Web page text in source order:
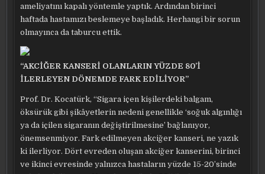
ameliyatını kapalı yöntemle yaptık. Ardından birinci
haftada hastamızı beslemeye başladık. Herhangi bir sorun
olmayınca da taburcu ettik.
“AKCİĞER KANSERİ OLANLARIN YÜZDE 80’İ
İLERLEYEN DÖNEMDE FARK EDİLİYOR”
Prof. Dr. Kocatürk, “Sigara içen kişilerdeki balgam,
öksürük gibi şikâyetlerin nedeni genellikle ‘soğuk algınlığı
ya da içilen sigaranın değiştirilmesine’ bağlanıyor,
önemsenmiyor. Fark edilmeyen akciğer kanseri, ne yazık
ki ilerliyor. Dört evreden oluşan akciğer kanserini, birinci
ve ikinci evresinde yalnızca hastaların yüzde 15-20’sinde